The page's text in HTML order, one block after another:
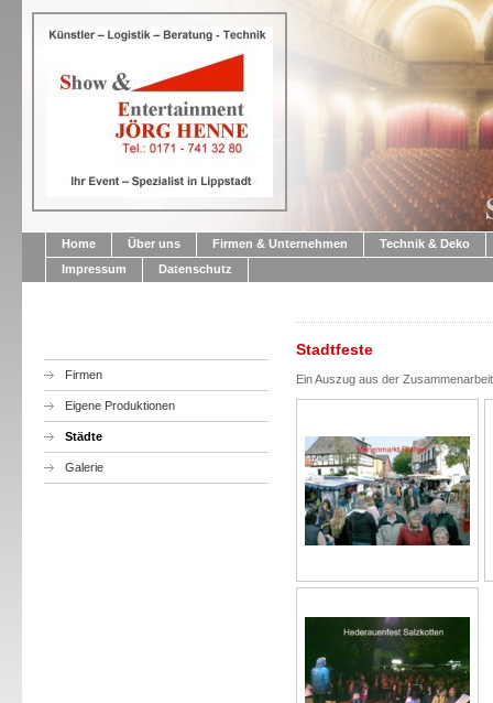
Home Über uns Firmen & Unternehmen
Technik & Deko
Impressum
Datenschutz
Firmen
Eigene Produktionen
Städte
Galerie
Stadtfeste
Ein Auszug aus der